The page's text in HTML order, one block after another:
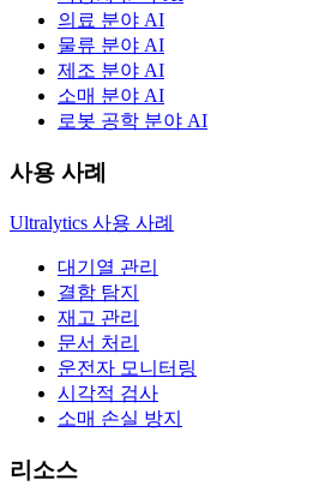
의료 분야 AI
물류 분야 AI
제조 분야 AI
소매 분야 AI
로봇 공학 분야 AI
사용 사례
Ultralytics 사용 사례
대기열 관리
결함 탐지
재고 관리
문서 처리
운전자 모니터링
시각적 검사
소매 손실 방지
리소스